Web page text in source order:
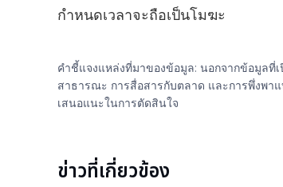
กำหนดเวลาจะถือเป็นโมฆะ
คำชี้แจงแหล่งที่มาของข้อมูล: นอกจากข้อมูลที่
สาธารณะ การสื่อสารกับตลาด และการพึ่งพา
เสนอแนะในการตัดสินใจ
ข่าวที่เกี่ยวข้อง